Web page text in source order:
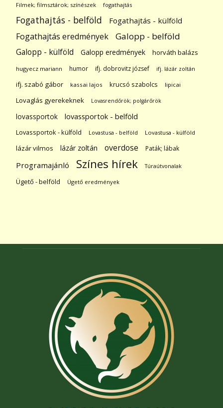
Filmek; filmsztárok; színészek fogathajtás
Fogathajtás - belföld Fogathajtás - külföld
Fogathajtás eredmények Galopp - belföld
Galopp - külföld Galopp eredmények horváth balázs
hugyecz mariann humor ifj. dobrovitz józsef ifj. lázár zoltán
ifj. szabó gábor kassai lajos krucsó szabolcs lipicai
Lovaglás gyerekeknek Lovasrendőrök; polgárőrök
lovassportok lovassportok - belföld
Lovassportok - külföld Lovastusa - belföld Lovastusa - külföld
lázár vilmos lázár zoltán overdose Paták; lábak
Programajánló Színes hírek Túraútvonalak
Ügető - belföld Ügető eredmények